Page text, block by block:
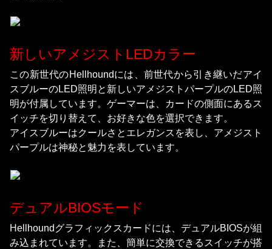
新しいアメジストLEDカラー
この新世代のHellhoundには、前世代から引き継いだアイ
スブルーのLED照明と新しいアメジストパープルのLED照
明が付属しています。ゲーマーは、カードの側面にあるス
イッチを切り替えて、お好きな色を選択できます。
アイスブルーはクールさとエレガンスを表し、アメジスト
パープルは神秘と魅力を表しています。
デュアルBIOSモード
Hellhoundグラフィックスカードには、デュアルBIOSが組
み込まれています。また、簡単に交換できるスイッチが搭